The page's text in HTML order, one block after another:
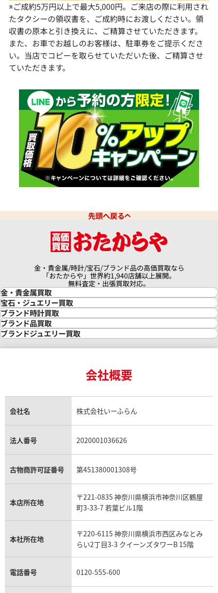
※ご成約5万円以上で最大5,000円。ご来店の際に利用され
たタクシーの領収書を、ご成約時にお渡しください。領
収書の原本と引き換えに、ご精算させていただきます。
また、お車でお越しのお客様は、駐車券をご提示くださ
い。当店でコピーを取らせていただいた後、ご精算させ
ていただきます。
先頭へ戻る
金・貴金属/時計/宝石/ブランド品の高価買取なら
「おたからや」世界約1,940店舗以上展開。
無料査定・出張買取対応。
金・貴金属買取
金買取
金の相場価格情報
金の参考買取価格一覧
インゴット買取
インゴットの相場価格情報
24金買取
金貨買取
貴金属買取
銀・シルバー買取
パラジウム買取
宝石・ジュエリー買取
宝石・ジュエリー買取
ダイヤモンド買取
ダイヤモンド・宝石の参考価格一覧
リング・結婚指輪買取
エメラルド買取
トパーズ買取
タンザナイト買取
キャッツアイ買取
アクアマリン買取
ブランド時計買取
時計買取
ロレックス買取
ロレックス デイトナ買取
ロレックス サブマリーナー買取
ロレックス エクスプローラー買取
ロレックス デイトジャスト買取
パテック フィリップノーチラス買取
ヴァシュロン・コンスタンタン買取
オメガ買取
カルティエ買取
フランク ミュラー買取
リシャール・ミル買取
パネライ買取
チューダー（チュードル）買取
ブランド品買取
ブランド買取
シャネル マトラッセ買取
セリーヌ買取
プラダ買取
ブランドジュエリー買取
ヴァンクリーフ＆アーペル買取
ショーメ買取
ダミアーニ買取
モーブッサン買取
会社概要
会社名 株式会社いーふらん
法人番号 2020001036626
古物商許可証番号 第451380001308号
本店所在地
〒221-0835 神奈川県横浜市神奈川区鶴屋
町3-33-7 若葉ビル1階
本社所在地
〒220-6115 神奈川県横浜市西区みなとみ
らい2丁目3-3 クイーンズタワーB 15階
電話番号 0120-555-600